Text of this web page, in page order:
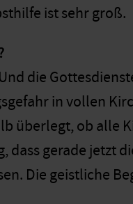
ist sehr groß.
die
in vollen
überlegt, ob alle
dass gerade jetzt
Die geistliche